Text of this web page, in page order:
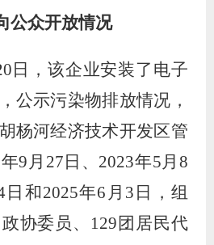
公众开放情况
日，该企业安装了电子
公示污染物排放情况，
杨河经济技术开发区管
年9 月 27 日、 2023年5月 8
日和2025年6 月 3 日，组
协委员、 129 团居民代